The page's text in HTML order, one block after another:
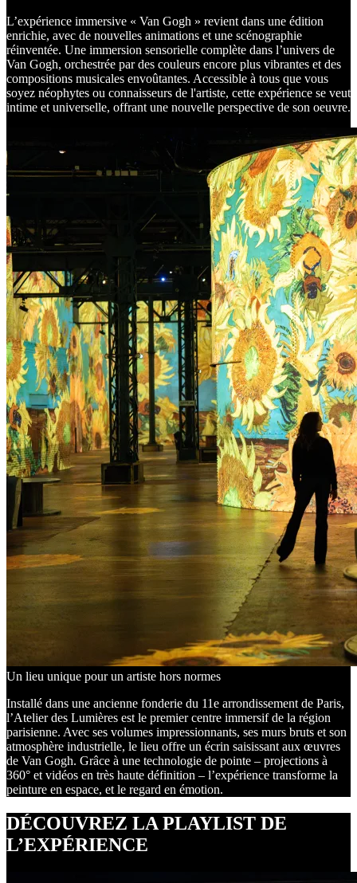
L’expérience immersive « Van Gogh » revient dans une édition
enrichie, avec de nouvelles animations et une scénographie
réinventée. Une immersion sensorielle complète dans l’univers de
Van Gogh, orchestrée par des couleurs encore plus vibrantes et des
compositions musicales envoûtantes. Accessible à tous que vous
soyez néophytes ou connaisseurs de l'artiste, cette expérience se veut
intime et universelle, offrant une nouvelle perspective de son oeuvre.
Un lieu unique pour un artiste hors normes
Installé dans une ancienne fonderie du 11e arrondissement de Paris,
l’Atelier des Lumières est le premier centre immersif de la région
parisienne. Avec ses volumes impressionnants, ses murs bruts et son
atmosphère industrielle, le lieu offre un écrin saisissant aux œuvres
de Van Gogh. Grâce à une technologie de pointe – projections à
360° et vidéos en très haute définition – l’expérience transforme la
peinture en espace, et le regard en émotion.
DÉCOUVREZ LA PLAYLIST DE
L’EXPÉRIENCE